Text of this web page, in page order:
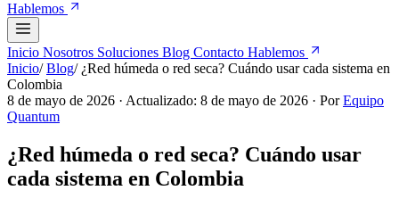
Hablemos
Inicio Nosotros Soluciones Blog Contacto Hablemos
Inicio/ Blog/ ¿Red húmeda o red seca? Cuándo usar cada sistema en
Colombia
8 de mayo de 2026 · Actualizado: 8 de mayo de 2026 · PorEquipo
Quantum
¿Red húmeda o red seca? Cuándo usar
cada sistema en Colombia